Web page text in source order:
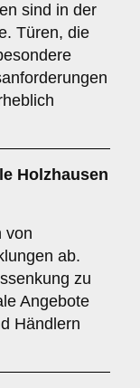
sind in der
Türen, die
Holzhausen
von
ab.
zu
Angebote
Händlern